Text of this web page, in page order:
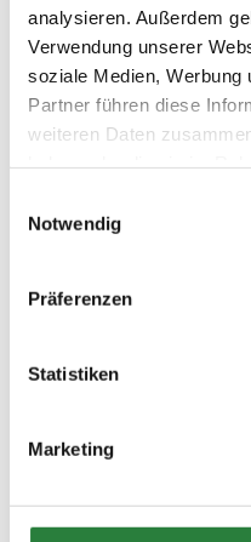
analysieren. Außerdem
Verwendung unserer
soziale Medien, Werbung
Partner führen diese
weiteren Daten
Notwendig
Präferenzen
Statistiken
Marketing
04.06.2026
( n
6.
Preisgeld
100,00 €
LKL/Art
(n)
200,00 €
Preisgeld
LKL/Art